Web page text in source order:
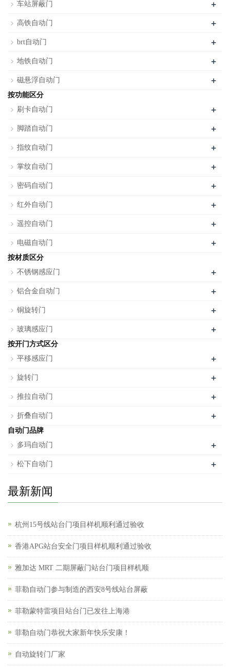
车站屏蔽门 +
高铁自动门 +
brt自动门 +
地铁自动门 +
磁悬浮自动门 +
按功能区分
刷卡自动门
+
脚踏自动门 +
指纹自动门 +
掌纹自动门 +
密码自动门 +
红外自动门 +
遥控自动门 +
电磁自动门 +
按材质区分
不锈钢感应门
+
铝合金自动门 +
铜旋转门 +
玻璃感应门 +
按开门方式区分
平移感应门
+
旋转门 +
推拉自动门 +
折叠自动门 +
自动门品牌
多玛自动门
+
松下自动门 +
最新新闻
杭州15号线站台门项目样机顺利通过验收
香港APG站台安全门项目样机顺利通过验收
雅加达 MRT 二期屏蔽门站台门项目样机顺
菲勒自动门参与制造的西安8号线站台屏蔽
菲勒蒙特雷项目站台门已发往上海港
菲勒自动门恭祝大家新年快乐安康！
自动旋转门厂家